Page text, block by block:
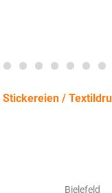
Stickereien /
Bielefeld